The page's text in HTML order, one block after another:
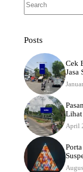
results
Posts
Cek
Jasa
Lihat
April